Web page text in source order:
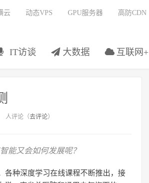
IT访谈 大数据 互联网+
云 动态VPS GPU服务器 高防CDN
人评论（去评论）
能又会如何发展呢？
各种深度学习在线课程不断推出，接